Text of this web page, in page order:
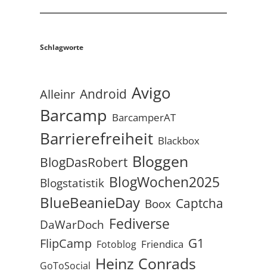
Schlagworte
Alleinr Android Avigo
Barcamp BarcamperAT
Barrierefreiheit Blackbox
BlogDasRobert Bloggen
Blogstatistik BlogWochen2025
BlueBeanieDay Boox Captcha
DaWarDoch Fediverse
FlipCamp Fotoblog Friendica G1
GoToSocial Heinz Conrads